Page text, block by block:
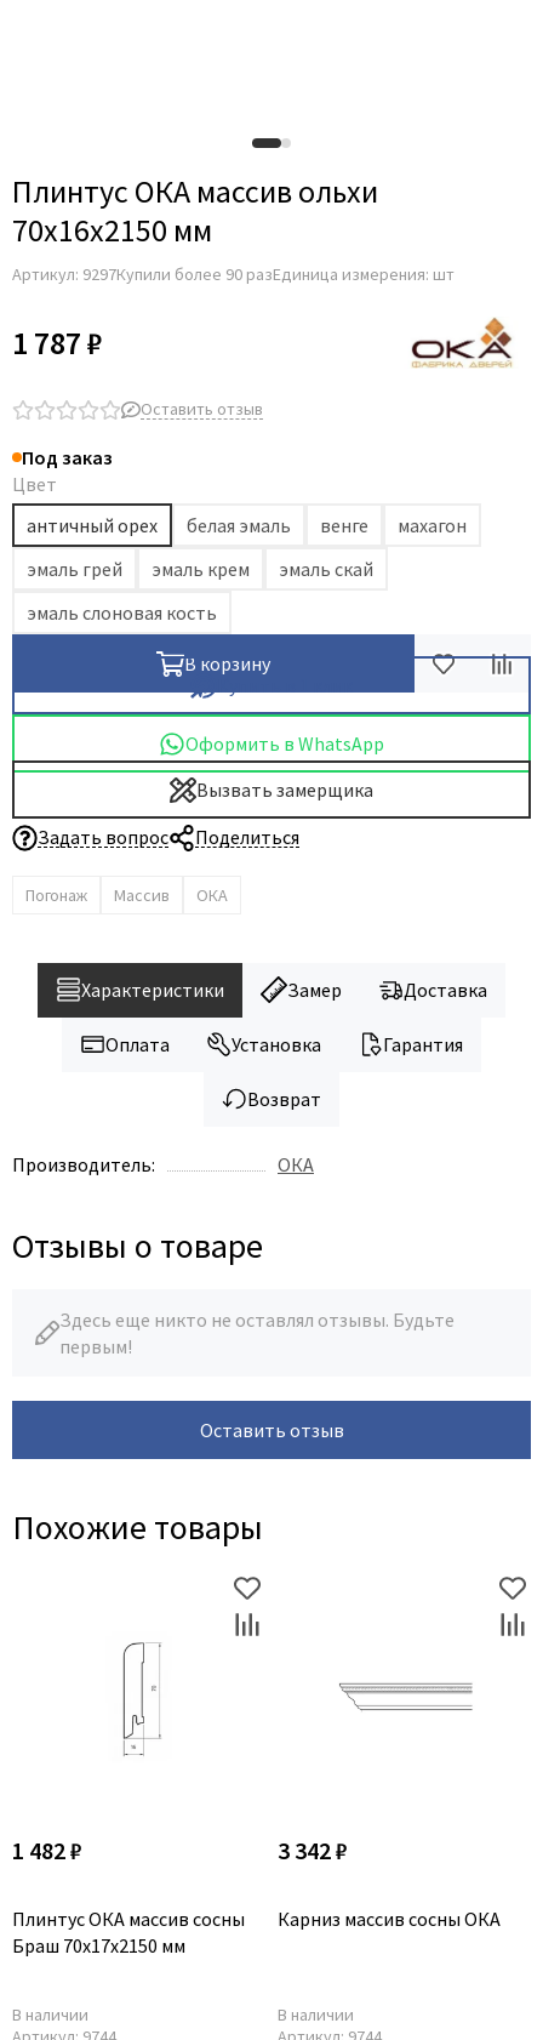
Плинтус ОКА массив ольхи
70x16x2150 мм
Артикул: 9297Купили более 90 разЕдиница измерения: шт
1 787 ₽
Оставить отзыв
Под заказ
Цвет
античный орех
белая эмаль венге
махагон
эмаль грей
эмаль крем
эмаль скай
эмаль слоновая кость
В корзину
Оформить в WhatsApp
Вызвать замерщика
Задать вопрос
Поделиться
Погонаж Массив ОКА
Характеристики Замер Доставка
Оплата Установка Гарантия
Возврат
Производитель: ОКА
Отзывы о товаре
Здесь еще никто не оставлял отзывы. Будьте
первым!
Оставить отзыв
Похожие товары
1 482 ₽
Плинтус ОКА массив сосны
Браш 70x17x2150 мм
В наличии
3 342 ₽
Карниз массив сосны ОКА
В наличии